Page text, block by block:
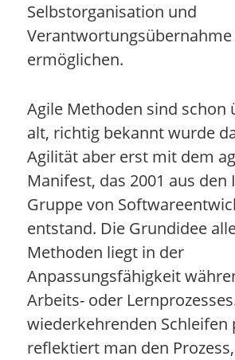
Selbstorganisation und
Verantwortungsübernahme
ermöglichen.
Agile Methoden sind schon
alt, richtig bekannt wurde
Agilität aber erst mit dem
Manifest, das 2001 aus den
Gruppe von
entstand. Die Grundidee
Methoden liegt in der
Anpassungsfähigkeit
Arbeits- oder
wiederkehrenden Schleifen
reflektiert man den